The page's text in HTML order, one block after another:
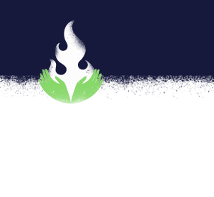
Maresía
porZazil Alaíde Collins
queremos
Fotografía: Carlos Baeza Ortega